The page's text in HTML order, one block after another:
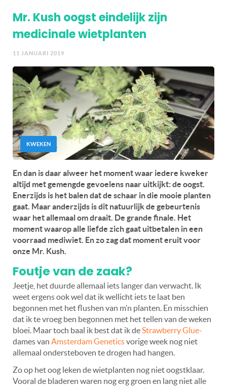
Mr. Kush oogst eindelijk zijn
medicinale wietplanten
11 JANUARI 2019
KWEKEN
En dan is daar alweer het moment waar iedere kweker
altijd met gemengde gevoelens naar uitkijkt: de oogst.
Enerzijds is het balen dat de schaar in die mooie planten
gaat. Maar anderzijds is dit natuurlijk de gebeurtenis
waar het allemaal om draait. De grande finale. Het
moment waarop alle liefde zich gaat uitbetalen in een
voorraad mediwiet. En zo zag dat moment eruit voor
onze Mr. Kush.
Foutje van de zaak?
Jeetje, het duurde allemaal iets langer dan verwacht. Ik
weet ergens ook wel dat ik wellicht iets te laat ben
begonnen met het flushen van m’n planten. En misschien
dat ik te vroeg ben begonnen met het tellen van de weken
bloei. Maar toch baal ik best dat ik deStrawberry Glue-
dames van Amsterdam Geneticsvorige week nog niet
allemaal ondersteboven te drogen had hangen.
Zo op het oog leken de wietplanten nog niet oogstklaar.
Vooral de bladeren waren nog erg groen en lang niet alle